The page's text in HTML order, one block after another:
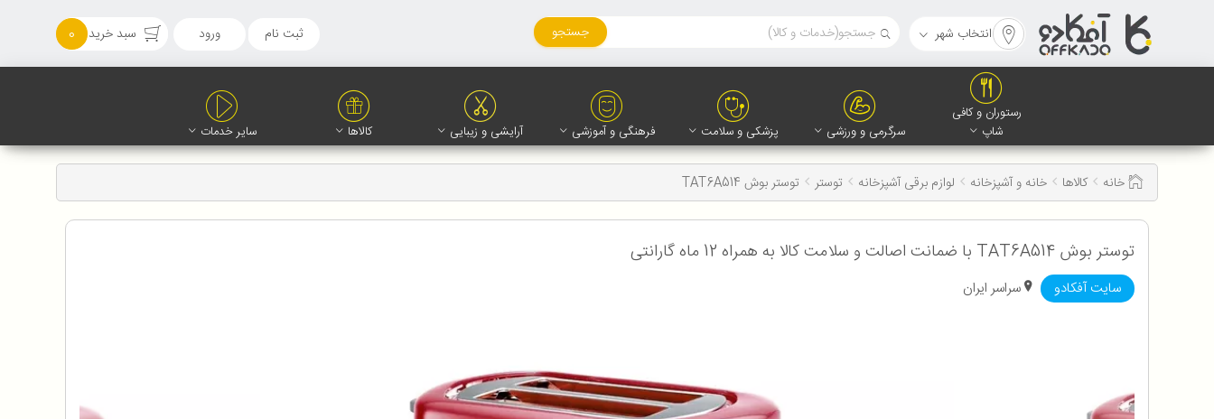
انتخاب شهر جستجو ثبت نام ورود سبد خرید 0
رستوران و کافی
شاپ
سرگرمی و ورزشی پزشکی و سلامت فرهنگی و آموزشی آرایشی و زیبایی کالاها سایر خدمات
خانه کالاها خانه و آشپزخانه لوازم برقی آشپزخانه توستر توستر بوش TAT6A514
توستر بوش TAT6A514 با ضمانت اصالت و سلامت کالا به همراه 12 ماه گارانتی
سایت آفکادو سراسر ایران